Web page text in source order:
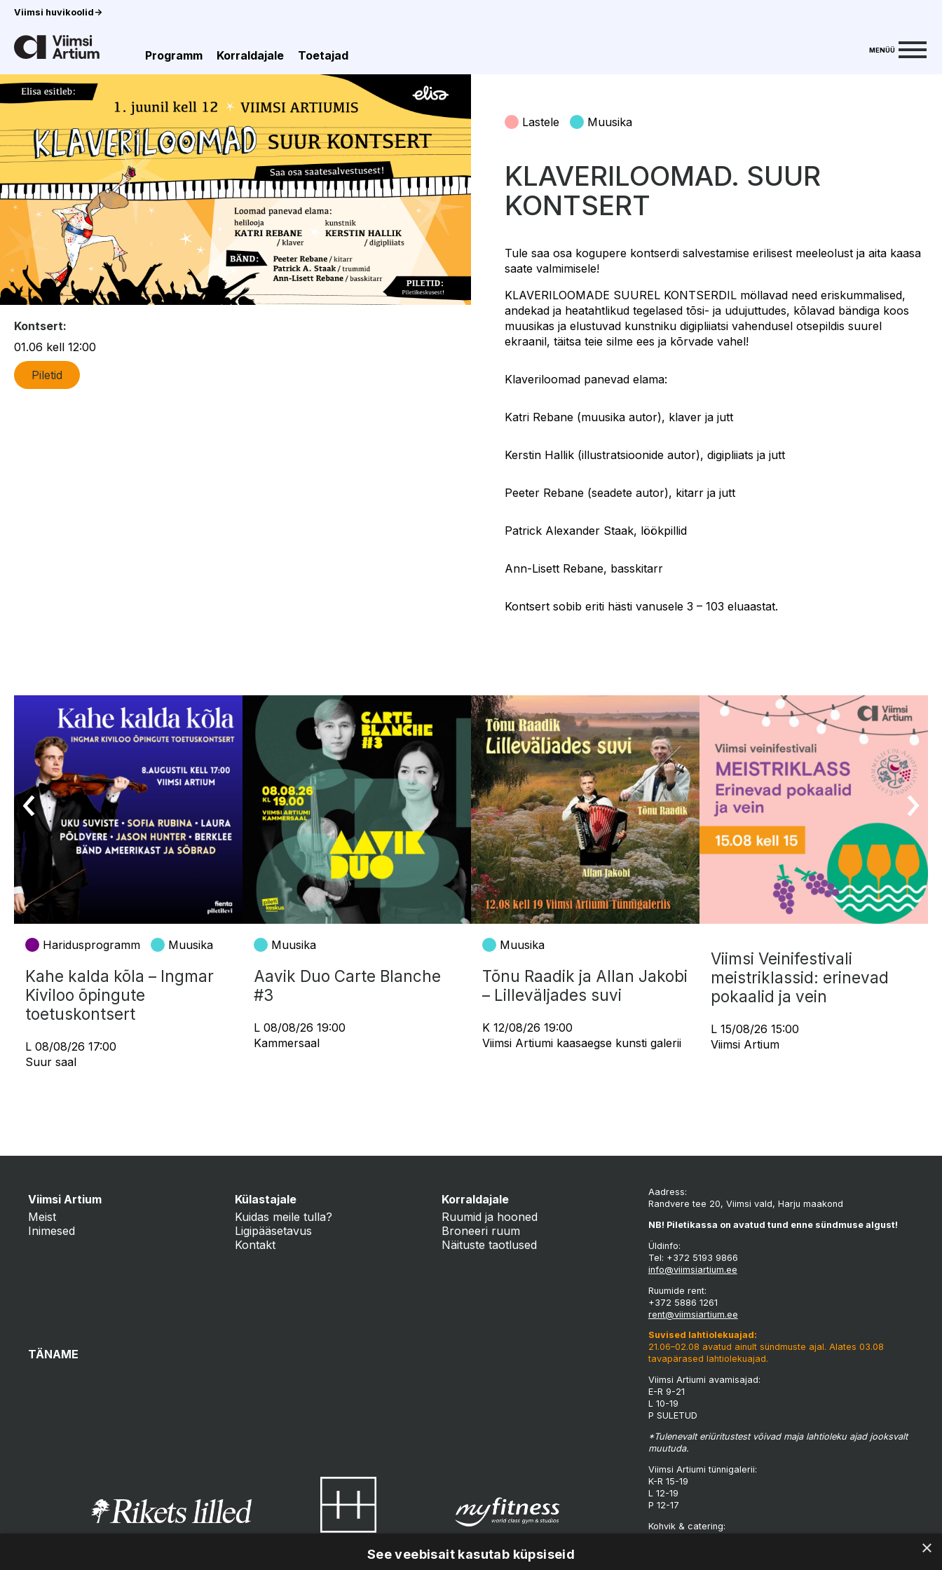
Viimsi huvikoolid ->
Programm Korraldajale Toetajad MENÜÜ
Kontsert:
01.06 kell 12:00
Piletid
Lastele Muusika
KLAVERILOOMAD. SUUR
KONTSERT
Tule saa osa kogupere kontserdi salvestamise erilisest meeleolust ja aita kaasa
saate valmimisele!
KLAVERILOOMADE SUUREL KONTSERDIL möllavad need eriskummalised,
andekad ja heatahtlikud tegelased tõsi- ja udujuttudes, kõlavad bändiga koos
muusikas ja elustuvad kunstniku digipliiatsi vahendusel otsepildis suurel
ekraanil, täitsa teie silme ees ja kõrvade vahel!
Klaveriloomad panevad elama:
Katri Rebane (muusika autor), klaver ja jutt
Kerstin Hallik (illustratsioonide autor), digipliiats ja jutt
Peeter Rebane (seadete autor), kitarr ja jutt
Patrick Alexander Staak, löökpillid
Ann-Lisett Rebane, basskitarr
Kontsert sobib eriti hästi vanusele 3 – 103 eluaastat.
Haridusprogramm Muusika
Kahe kalda kõla – Ingmar
Kiviloo õpingute
toetuskontsert
L 08/08/26 17:00
Suur saal
Muusika
Aavik Duo Carte Blanche
#3
L 08/08/26 19:00
Kammersaal
Muusika
Tõnu Raadik ja Allan Jakobi
– Lilleväljades suvi
K 12/08/26 19:00
Viimsi Artiumi kaasaegse kunsti galerii
Viimsi Veinifestivali
meistriklassid: erinevad
pokaalid ja vein
L 15/08/26 15:00
Viimsi Artium
Viimsi Artium
Meist
Inimesed
Külastajale
Kuidas meile tulla?
Ligipääsetavus
Kontakt
Korraldajale
Ruumid ja hooned
Broneeri ruum
Näituste taotlused
TÄNAME
Aadress:
Randvere tee 20, Viimsi vald, Harju maakond
NB! Piletikassa on avatud tund enne sündmuse algust!
Üldinfo:
Tel: +372 5193 9866
info@viimsiartium.ee
Ruumide rent:
+372 5886 1261
rent@viimsiartium.ee
Suvised lahtiolekuajad:
21.06–02.08 avatud ainult sündmuste ajal. Alates 03.08
tavapärased lahtiolekuajad.
Viimsi Artiumi avamisajad:
E-R 9-21
L 10-19
P SULETUD
*Tulenevalt eriüritustest võivad maja lahtioleku ajad jooksvalt
muutuda.
Viimsi Artiumi tünnigalerii:
K-R 15-19
L 12-19
P 12-17
Kohvik & catering:
×
See veebisait kasutab küpsiseid